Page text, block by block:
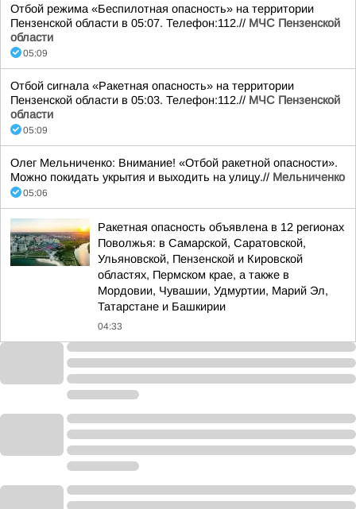
Отбой режима «Беспилотная опасность» на территории
Пензенской области в 05:07. Телефон:112.// МЧС Пензенской
области
05:09
Отбой сигнала «Ракетная опасность» на территории
Пензенской области в 05:03. Телефон:112.// МЧС Пензенской
области
05:09
Олег Мельниченко: Внимание! «Отбой ракетной опасности».
Можно покидать укрытия и выходить на улицу.// Мельниченко
05:06
Ракетная опасность объявлена в 12 регионах
Поволжья: в Самарской, Саратовской,
Ульяновской, Пензенской и Кировской
областях, Пермском крае, а также в
Мордовии, Чувашии, Удмуртии, Марий Эл,
Татарстане и Башкирии
04:33